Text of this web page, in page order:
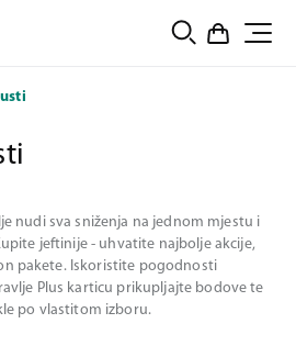
nudi sva sniženja na jednom mjestu i
jeftinije - uhvatite najbolje akcije,
pakete. Iskoristite pogodnosti
Plus karticu prikupljajte bodove te
po vlastitom izboru.